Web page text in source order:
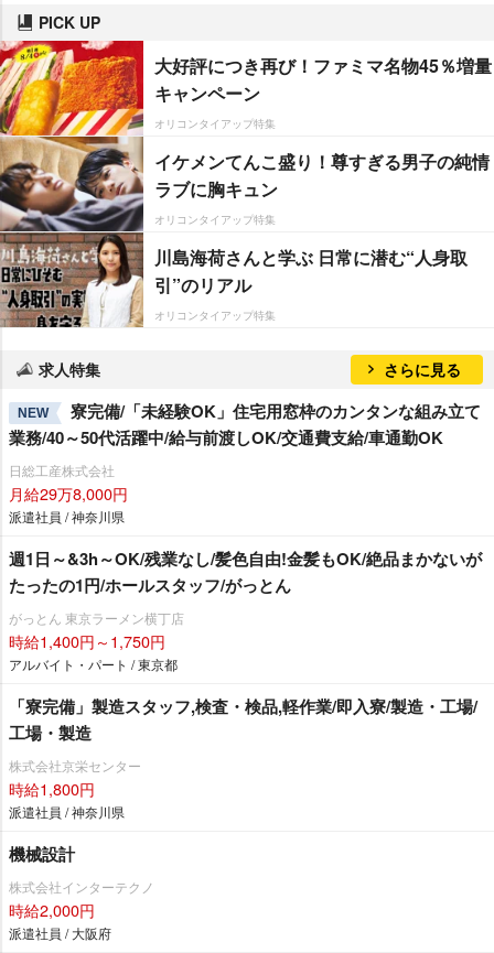
PICK UP
大好評につき再び！ファミマ名物45％増量
キャンペーン
オリコンタイアップ特集
イケメンてんこ盛り！尊すぎる男子の純情
ラブに胸キュン
オリコンタイアップ特集
川島海荷さんと学ぶ 日常に潜む“人身取
引”のリアル
オリコンタイアップ特集
求人特集 さらに見る
NEW
寮完備/「未経験OK」住宅用窓枠のカンタンな組み立て
業務/40～50代活躍中/給与前渡しOK/交通費支給/車通勤OK
日総工産株式会社
月給29万8,000円
派遣社員 / 神奈川県
週1日～&3h～OK/残業なし/髪色自由!金髪もOK/絶品まかないが
たったの1円/ホールスタッフ/がっとん
がっとん 東京ラーメン横丁店
時給1,400円～1,750円
アルバイト・パート / 東京都
「寮完備」製造スタッフ,検査・検品,軽作業/即入寮/製造・工場/
工場・製造
株式会社京栄センター
時給1,800円
派遣社員 / 神奈川県
機械設計
株式会社インターテクノ
時給2,000円
派遣社員 / 大阪府